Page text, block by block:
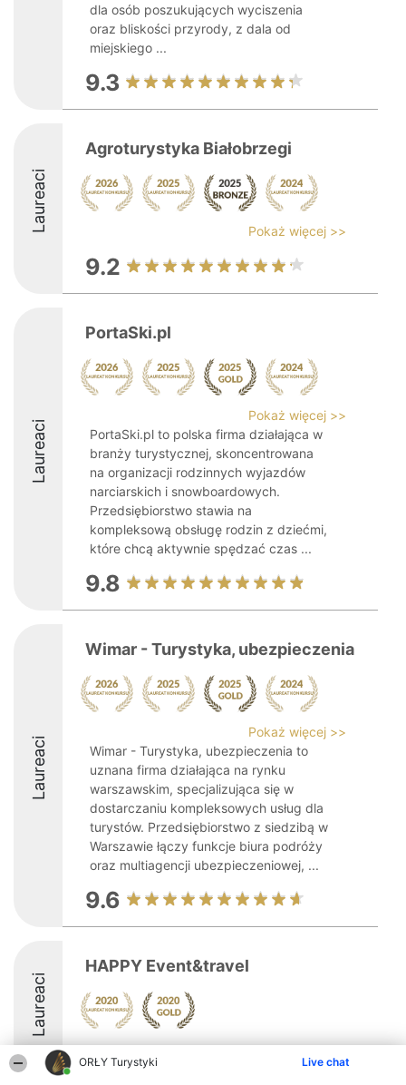
ORŁY Turystyki Live chat
dla osób poszukujących wyciszenia
oraz bliskości przyrody, z dala od
miejskiego ...
9.3
Laureaci
Agroturystyka Białobrzegi
Pokaż więcej >>
9.2
Laureaci
PortaSki.pl
Pokaż więcej >>
PortaSki.pl to polska firma działająca w
branży turystycznej, skoncentrowana
na organizacji rodzinnych wyjazdów
narciarskich i snowboardowych.
Przedsiębiorstwo stawia na
kompleksową obsługę rodzin z dziećmi,
które chcą aktywnie spędzać czas ...
9.8
Laureaci
Wimar - Turystyka, ubezpieczenia
Pokaż więcej >>
Wimar - Turystyka, ubezpieczenia to
uznana firma działająca na rynku
warszawskim, specjalizująca się w
dostarczaniu kompleksowych usług dla
turystów. Przedsiębiorstwo z siedzibą w
Warszawie łączy funkcje biura podróży
oraz multiagencji ubezpieczeniowej, ...
9.6
Laureaci
HAPPY Event&travel